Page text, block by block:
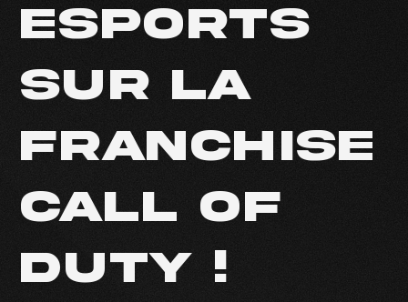
ESPORTS
SUR LA
FRANCHISE
CALL OF
DUTY !